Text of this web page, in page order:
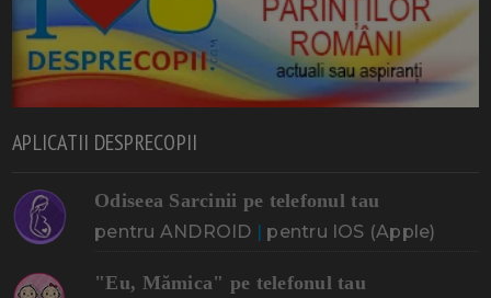
APLICATII DESPRECOPII
Odiseea Sarcinii pe telefonul tau
pentru ANDROID | pentru IOS (Apple)
"Eu, Mămica" pe telefonul tau